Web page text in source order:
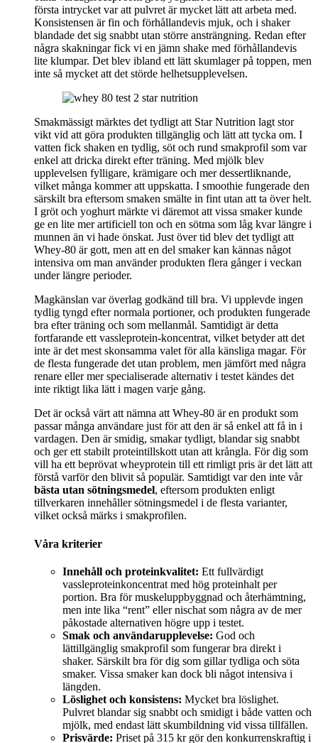
första intrycket var att pulvret är mycket lätt att arbeta med.
Konsistensen är fin och förhållandevis mjuk, och i shaker
blandade det sig snabbt utan större ansträngning. Redan efter
några skakningar fick vi en jämn shake med förhållandevis
lite klumpar. Det blev ibland ett lätt skumlager på toppen, men
inte så mycket att det störde helhetsupplevelsen.
Smakmässigt märktes det tydligt att Star Nutrition lagt stor
vikt vid att göra produkten tillgänglig och lätt att tycka om. I
vatten fick shaken en tydlig, söt och rund smakprofil som var
enkel att dricka direkt efter träning. Med mjölk blev
upplevelsen fylligare, krämigare och mer dessertliknande,
vilket många kommer att uppskatta. I smoothie fungerade den
särskilt bra eftersom smaken smälte in fint utan att ta över helt.
I gröt och yoghurt märkte vi däremot att vissa smaker kunde
ge en lite mer artificiell ton och en sötma som låg kvar längre i
munnen än vi hade önskat. Just över tid blev det tydligt att
Whey-80 är gott, men att en del smaker kan kännas något
intensiva om man använder produkten flera gånger i veckan
under längre perioder.
Magkänslan var överlag godkänd till bra. Vi upplevde ingen
tydlig tyngd efter normala portioner, och produkten fungerade
bra efter träning och som mellanmål. Samtidigt är detta
fortfarande ett vassleprotein-koncentrat, vilket betyder att det
inte är det mest skonsamma valet för alla känsliga magar. För
de flesta fungerade det utan problem, men jämfört med några
renare eller mer specialiserade alternativ i testet kändes det
inte riktigt lika lätt i magen varje gång.
Det är också värt att nämna att Whey-80 är en produkt som
passar många användare just för att den är så enkel att få in i
vardagen. Den är smidig, smakar tydligt, blandar sig snabbt
och ger ett stabilt proteintillskott utan att krångla. För dig som
vill ha ett beprövat wheyprotein till ett rimligt pris är det lätt att
förstå varför den blivit så populär. Samtidigt var den inte vår
bästa utan sötningsmedel, eftersom produkten enligt
tillverkaren innehåller sötningsmedel i de flesta varianter,
vilket också märks i smakprofilen.
Våra kriterier
Innehåll och proteinkvalitet: Ett fullvärdigt
vassleproteinkoncentrat med hög proteinhalt per
portion. Bra för muskeluppbyggnad och återhämtning,
men inte lika “rent” eller nischat som några av de mer
påkostade alternativen högre upp i testet.
Smak och användarupplevelse: God och
lättillgänglig smakprofil som fungerar bra direkt i
shaker. Särskilt bra för dig som gillar tydliga och söta
smaker. Vissa smaker kan dock bli något intensiva i
längden.
Löslighet och konsistens: Mycket bra löslighet.
Pulvret blandar sig snabbt och smidigt i både vatten och
mjölk, med endast lätt skumbildning vid vissa tillfällen.
Prisvärde: Priset på 315 kr gör den konkurrenskraftig i